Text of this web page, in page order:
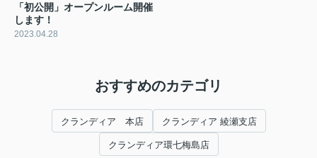
「初公開」オープンルーム開催
します！
2023.04.28
おすすめのカテゴリ
クランディア 本店 クランディア 綾瀬支店
クランディア環七梅島店